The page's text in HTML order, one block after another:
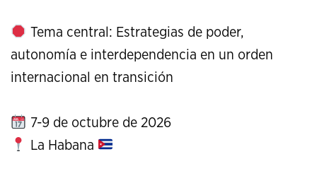
Tema central: Estrategias de poder,
autonomía e interdependencia en un orden
internacional en transición
7-9 de octubre de 2026
La Habana